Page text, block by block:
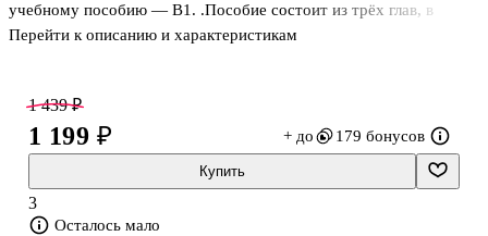
учебному пособию — В1. .Пособие состоит из трёх глав, в
каждой из которых представлены: этикетные выражения и
ситуациях общения; задания, направленные на развитие
восприятия и понимания аутентичных телефонных текстов и на
самостоятельное построение высказываний по телефону. .В
конце пособия помещено приложение — «Краткий словарь
молодёжного жаргона», который включа
Перейти к описанию и характеристикам
1 439 ₽
1 199 ₽ + до 179 бонусов
Купить
3
Осталось мало